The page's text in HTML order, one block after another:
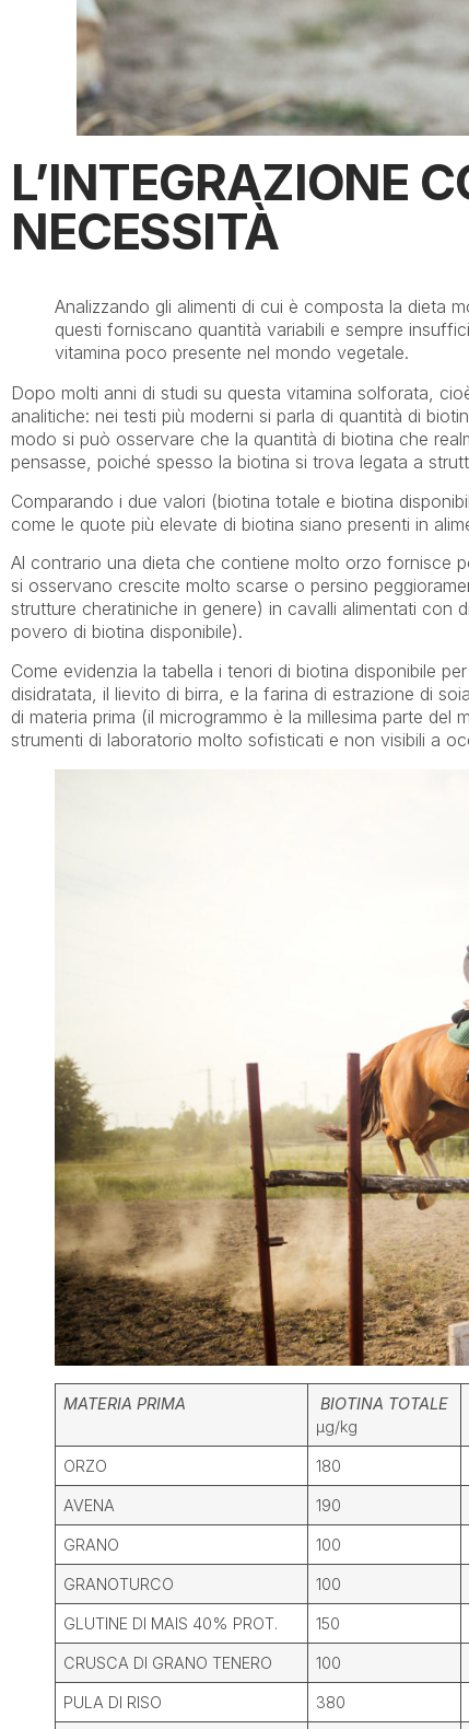
L’INTEGRAZIONE
NECESSITÀ
Analizzando gli alimenti di cui è composta la dieta
questi forniscano quantità variabili e sempre
vitamina poco presente nel mondo vegetale.
Dopo molti anni di studi su questa vitamina solforata,
analitiche: nei testi più moderni si parla di quantità di
modo si può osservare che la quantità di biotina che
pensasse, poiché spesso la biotina si trova legata a
Comparando i due valori (biotina totale e biotina
come le quote più elevate di biotina siano presenti in
Al contrario una dieta che contiene molto orzo fornisce
si osservano crescite molto scarse o persino
strutture cheratiniche in genere) in cavalli alimentati con
povero di biotina disponibile).
Come evidenzia la tabella i tenori di biotina disponibile
disidratata, il lievito di birra, e la farina di estrazione di
di materia prima (il microgrammo è la millesima parte del
strumenti di laboratorio molto sofisticati e non visibili a
MATERIA PRIMA
BIOTINA TOTALE
µg/kg
ORZO 180
AVENA 190
GRANO 100
GRANOTURCO 100
GLUTINE DI MAIS 40% PROT. 150
CRUSCA DI GRANO TENERO 100
PULA DI RISO 380